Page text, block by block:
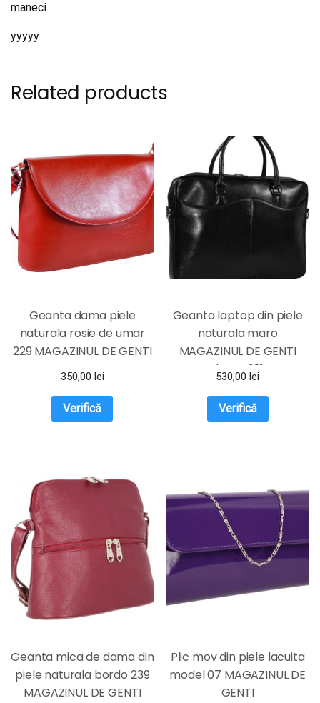
maneci
yyyyy
Related products
Geanta dama piele
naturala rosie de umar
229 MAGAZINUL DE GENTI
350,00 lei
Verifică
Geanta laptop din piele
naturala maro
MAGAZINUL DE GENTI
dama 031
530,00lei
Verifică
Geanta mica de dama din
piele naturala bordo 239
MAGAZINUL DE GENTI
Plic mov din piele lacuita
model 07 MAGAZINUL DE
GENTI